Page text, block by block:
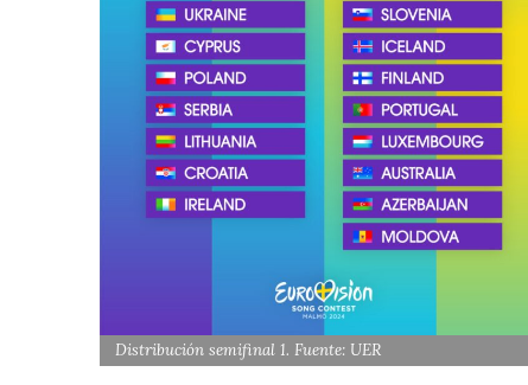
Distribución semifinal 1. Fuente: UER